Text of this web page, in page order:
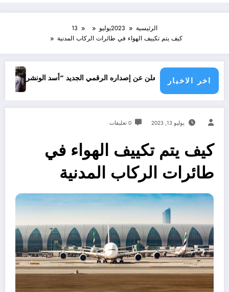
الرئيسية 2023يوليو
13
كيف يتم تكييف الهواء في طائرات الركاب المدنية
اخر الاخبار
شاهد يعلن عن إصداره الرقمي الجديد “أسد الونشريس” تخليدا لنضال
جرائم
يوليو 13, 2023 0 تعليقات
كيف يتم تكييف الهواء في
طائرات الركاب المدنية